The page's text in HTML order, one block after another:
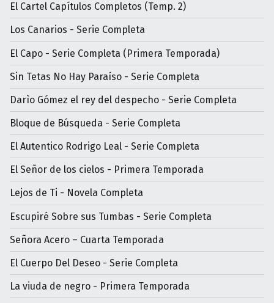
El Cartel Capítulos Completos (Temp. 2)
Los Canarios - Serie Completa
El Capo - Serie Completa (Primera Temporada)
Sin Tetas No Hay Paraíso - Serie Completa
Darìo Gómez el rey del despecho - Serie Completa
Bloque de Búsqueda - Serie Completa
El Autentico Rodrigo Leal - Serie Completa
El Señor de los cielos - Primera Temporada
Lejos de Ti - Novela Completa
Escupiré Sobre sus Tumbas - Serie Completa
Señora Acero – Cuarta Temporada
El Cuerpo Del Deseo - Serie Completa
La viuda de negro - Primera Temporada